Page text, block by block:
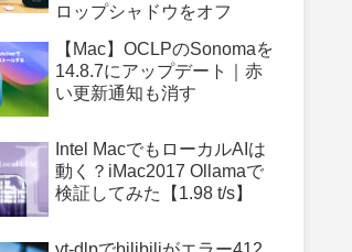
ロップシャドウをオフ
【Mac】OCLPのSonomaを
14.8.7にアップデート｜赤
い更新通知も消す
Intel MacでもローカルAIは
動く？iMac2017 Ollamaで
検証してみた【1.98 t/s】